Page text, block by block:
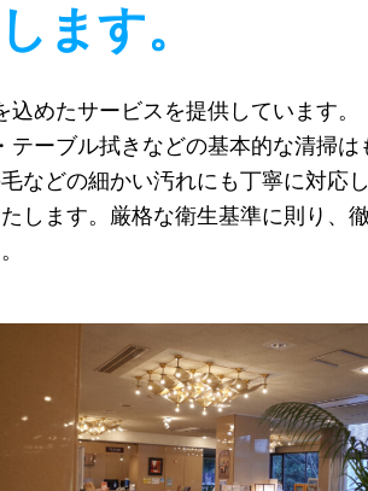
ます。
めたサービスを提供しています。
ーブル拭きなどの基本的な清掃は
などの細かい汚れにも丁寧に対応
します。厳格な衛生基準に則り、